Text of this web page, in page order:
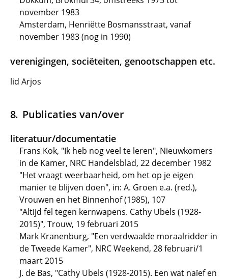
november 1983
Amsterdam, Henriëtte Bosmansstraat, vanaf
november 1983 (nog in 1990)
verenigingen, sociëteiten, genootschappen etc.
lid Arjos
Publicaties van/over
literatuur/documentatie
Frans Kok, "Ik heb nog veel te leren", Nieuwkomers
in de Kamer, NRC Handelsblad, 22 december 1982
"Het vraagt weerbaarheid, om het op je eigen
manier te blijven doen", in: A. Groen e.a. (red.),
Vrouwen en het Binnenhof (1985), 107
"Altijd fel tegen kernwapens. Cathy Ubels (1928-
2015)", Trouw, 19 februari 2015
Mark Kranenburg, "Een verdwaalde moraalridder in
de Tweede Kamer", NRC Weekend, 28 februari/1
maart 2015
J. de Bas, "Cathy Ubels (1928-2015). Een wat naïef en